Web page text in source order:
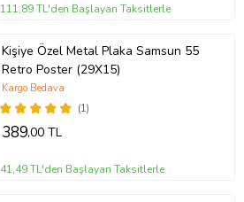
111,89 TL'den Başlayan Taksitlerle
Kişiye Özel Metal Plaka Samsun 55
Retro Poster (29X15)
(1)
Kargo Bedava
389,00 TL
41,49 TL'den Başlayan Taksitlerle